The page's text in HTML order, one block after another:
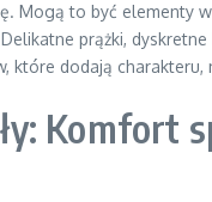
Mogą to być elementy
prążki,
dodają charakteru,
Komfort